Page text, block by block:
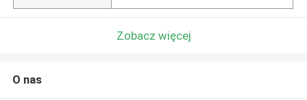
Zobacz więcej
O nas